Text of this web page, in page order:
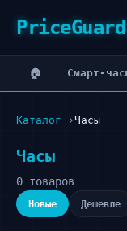
PriceGuard
🏠 Cмарт-
Каталог Часы
Часы
0 товаров
Новые Дешевле